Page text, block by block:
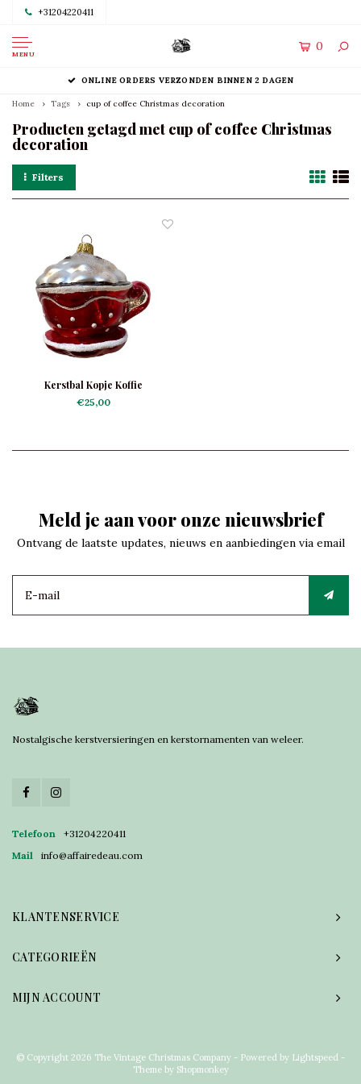
+31204220411
MENU
0
ONLINE ORDERS VERZONDEN BINNEN 2 DAGEN
Home Tags cup of coffee Christmas decoration
Producten getagd met cup of coffee Christmas
decoration
Filters
Kerstbal Kopje Koffie
€25,00
Meld je aan voor onze nieuwsbrief
Ontvang de laatste updates, nieuws en aanbiedingen via email
Nostalgische kerstversieringen en kerstornamenten van weleer.
Telefoon
+31204220411
Mail
info@affairedeau.com
KLANTENSERVICE
CATEGORIEËN
MIJN ACCOUNT
© Copyright 2026 The Vintage Christmas Company - Powered by Lightspeed -
Theme by Shopmonkey